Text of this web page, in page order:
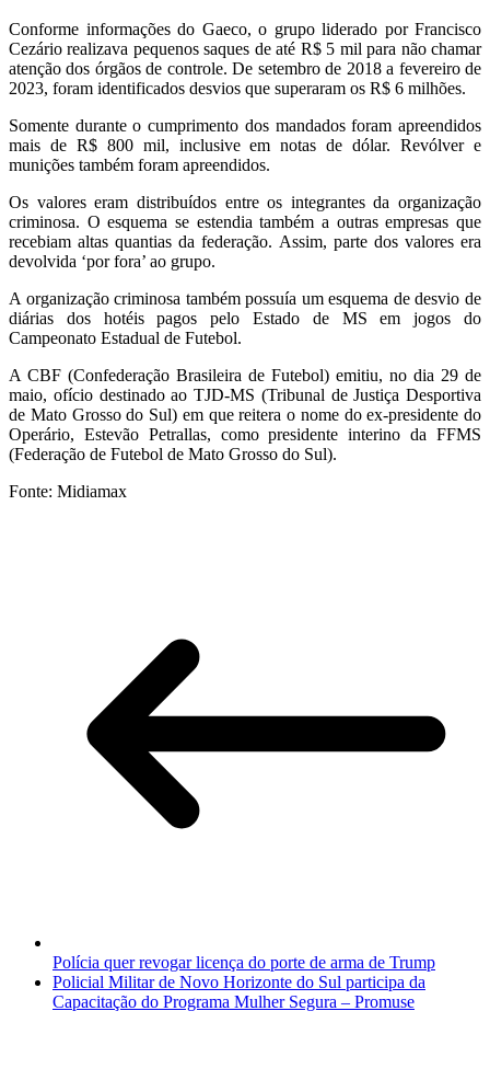
Conforme informações do Gaeco, o grupo liderado por Francisco
Cezário realizava pequenos saques de até R$ 5 mil para não chamar
atenção dos órgãos de controle. De setembro de 2018 a fevereiro de
2023, foram identificados desvios que superaram os R$ 6 milhões.
Somente durante o cumprimento dos mandados foram apreendidos
mais de R$ 800 mil, inclusive em notas de dólar. Revólver e
munições também foram apreendidos.
Os valores eram distribuídos entre os integrantes da organização
criminosa. O esquema se estendia também a outras empresas que
recebiam altas quantias da federação. Assim, parte dos valores era
devolvida ‘por fora’ ao grupo.
A organização criminosa também possuía um esquema de desvio de
diárias dos hotéis pagos pelo Estado de MS em jogos do
Campeonato Estadual de Futebol.
A CBF (Confederação Brasileira de Futebol) emitiu, no dia 29 de
maio, ofício destinado ao TJD-MS (Tribunal de Justiça Desportiva
de Mato Grosso do Sul) em que reitera o nome do ex-presidente do
Operário, Estevão Petrallas, como presidente interino da FFMS
(Federação de Futebol de Mato Grosso do Sul).
Fonte: Midiamax
Polícia quer revogar licença do porte de arma de Trump
Policial Militar de Novo Horizonte do Sul participa da
Capacitação do Programa Mulher Segura – Promuse